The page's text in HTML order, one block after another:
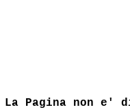
La Pagina non e'